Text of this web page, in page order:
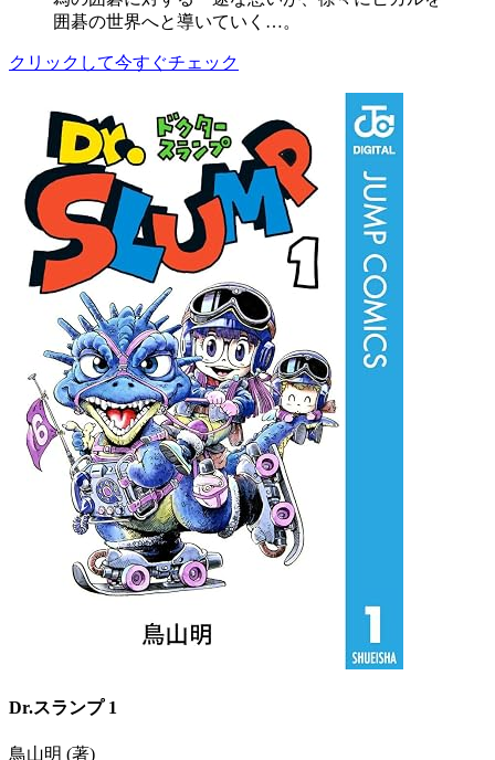
囲碁の世界へと導いていく…。
クリックして今すぐチェック
Dr.スランプ 1
鳥山明 (著)